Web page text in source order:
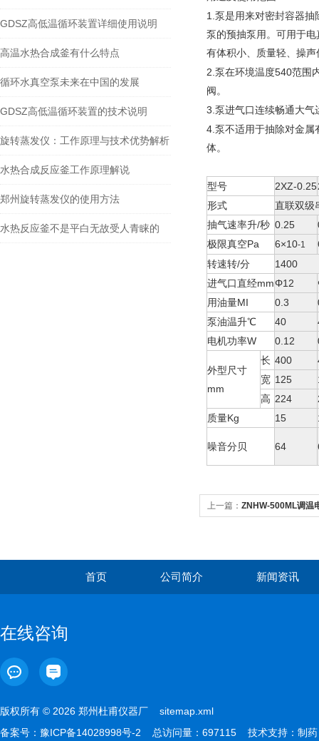
GDSZ高低温循环装置详细使用说明
高温水热合成釜有什么特点
循环水真空泵未来在中国的发展
GDSZ高低温循环装置的技术说明
旋转蒸发仪：工作原理与技术优势解析
水热合成反应釜工作原理解说
郑州旋转蒸发仪的使用方法
水热反应釜不是平白无故受人青睐的
1. 泵是用来对密封容器抽
泵的预抽泵用。可用于
有体积小、质量轻、操
2. 泵在环境温度540范围
阀。
3. 泵进气口连续畅通大气
4. 泵不适用于抽除对金属
体。
型号 2XZ-0.25
形式
直联双级
抽气速率升/秒 0.25
极限真空Pa
6×10-1
转速转/分
1400
进气口直经mmΦ12
用油量MI
0.3
泵油温升℃
40
电机功率W
0.12
外型尺寸
mm
长 400
宽 125
高 224
质量Kg
15
噪音分贝 64
上一篇： ZNHW-500ML调温
首页 公司简介 新闻资讯
在线咨询
版权所有 © 2026 郑州杜甫仪器厂 sitemap.xml
备案号： 豫ICP备14028998号-2 总访问量：697115 技术支持： 制药